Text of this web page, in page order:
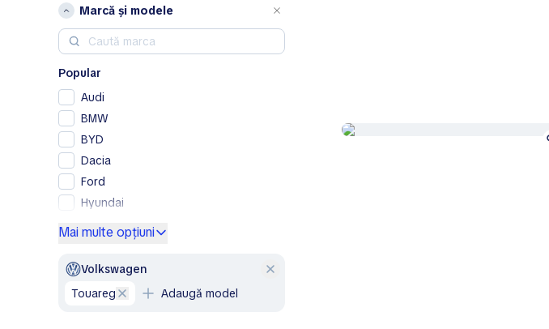
Marcă și modele
Popular
Audi
BMW
BYD
Dacia
Ford
Hyundai
Mercedes-Benz
Peugeot
Renault
Mai multe opțiuni
Volkswagen
Touareg
Adaugă model